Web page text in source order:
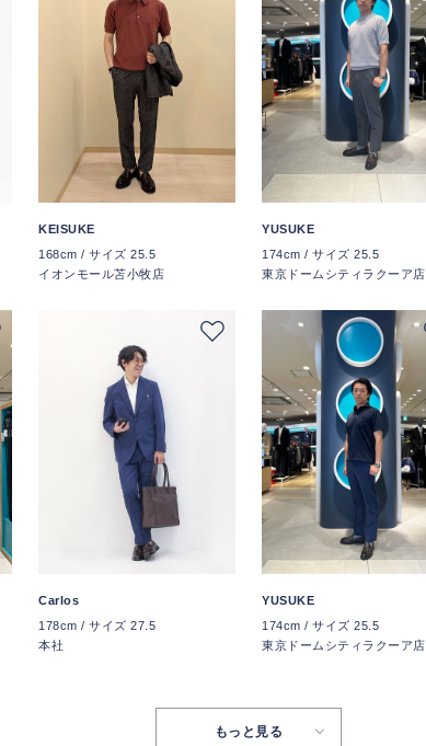
KEISUKE
168cm / サイズ 25.5
イオンモール苫小牧店
YUSUKE
174cm / サイズ 25.5
東京ドームシティラクーア店
Carlos
178cm / サイズ 27.5
本社
YUSUKE
174cm / サイズ 25.5
東京ドームシティラクーア店
もっと見る